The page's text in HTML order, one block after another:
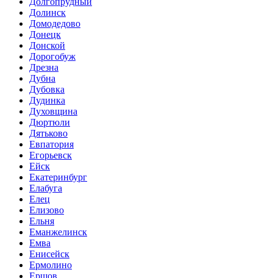
Долинск
Домодедово
Донецк
Донской
Дорогобуж
Дрезна
Дубна
Дубовка
Дудинка
Духовщина
Дюртюли
Дятьково
Евпатория
Егорьевск
Ейск
Екатеринбург
Елабуга
Елец
Елизово
Ельня
Еманжелинск
Емва
Енисейск
Ермолино
Ершов